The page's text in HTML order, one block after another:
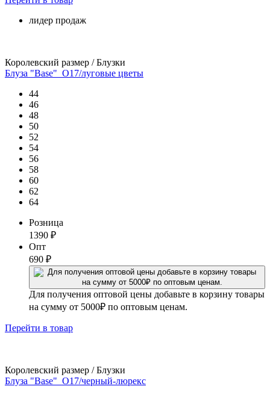
лидер продаж
Королевский размер / Блузки
Блуза "Base"_О17/луговые цветы
44
46
48
50
52
54
56
58
60
62
64
Розница
1390 ₽
Опт
690 ₽
Для получения оптовой цены добавьте в корзину товары
на сумму от 5000₽ по оптовым ценам.
Перейти в товар
Королевский размер / Блузки
Блуза "Base"_О17/черный-люрекс